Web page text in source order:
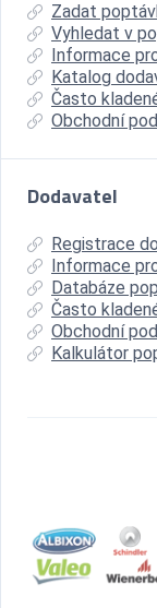
Zadat
Vyhledat v
Informace
Katalog
Často
Obchodní
Dodavatel
Registrace
Informace
Databáze
Často
Obchodní
Kalkulátor